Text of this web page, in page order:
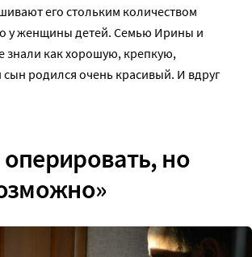
его стольким количеством
у женщины детей. Семью Ирины и
знали как хорошую, крепкую,
родился очень красивый. И вдруг
но